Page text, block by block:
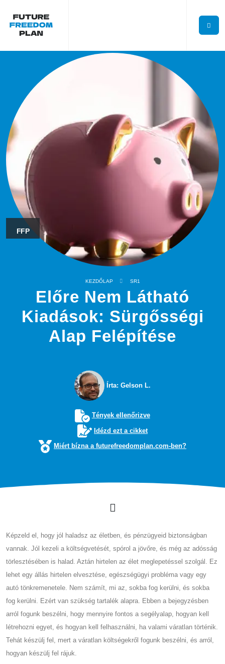
FFP
KEZDŐLAP SR1
Előre Nem Látható
Kiadások: Sürgősségi
Alap Felépítése
Írta: Gelson L.
Tények ellenőrizve
Idézd ezt a cikket
Miért bízna a futurefreedomplan.com-ben?
Képzeld el, hogy jól haladsz az életben, és pénzügyeid biztonságban
vannak. Jól kezeli a költségvetését, spórol a jövőre, és még az adósság
törlesztésében is halad. Aztán hirtelen az élet meglepetéssel szolgál. Ez
lehet egy állás hirtelen elvesztése, egészségügyi probléma vagy egy
autó tönkremenetele. Nem számít, mi az, sokba fog kerülni, és sokba
fog kerülni. Ezért van szükség tartalék alapra. Ebben a bejegyzésben
arról fogunk beszélni, hogy mennyire fontos a segélyalap, hogyan kell
létrehozni egyet, és hogyan kell felhasználni, ha valami váratlan történik.
Tehát készülj fel, mert a váratlan költségekről fogunk beszélni, és arról,
hogyan készülj fel rájuk.